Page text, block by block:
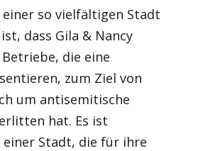
so vielfältigen Stadt
dass Gila & Nancy
die eine
zum Ziel von
um antisemitische
hat. Es ist
Stadt, die für ihre